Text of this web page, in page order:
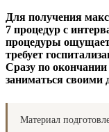
Для получения
7 процедур с
процедуры
требует
Сразу по
заниматься своими
Материал